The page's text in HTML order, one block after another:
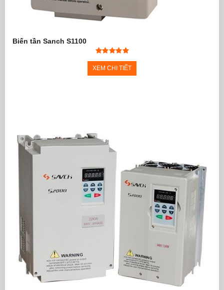
Biến tần Sanch S1100
XEM CHI TIẾT